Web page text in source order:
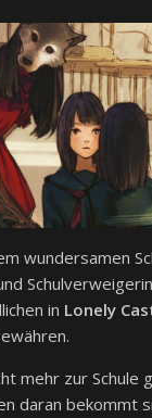
wundersamen
in Lonely
mehr zur Schule
daran bekommt